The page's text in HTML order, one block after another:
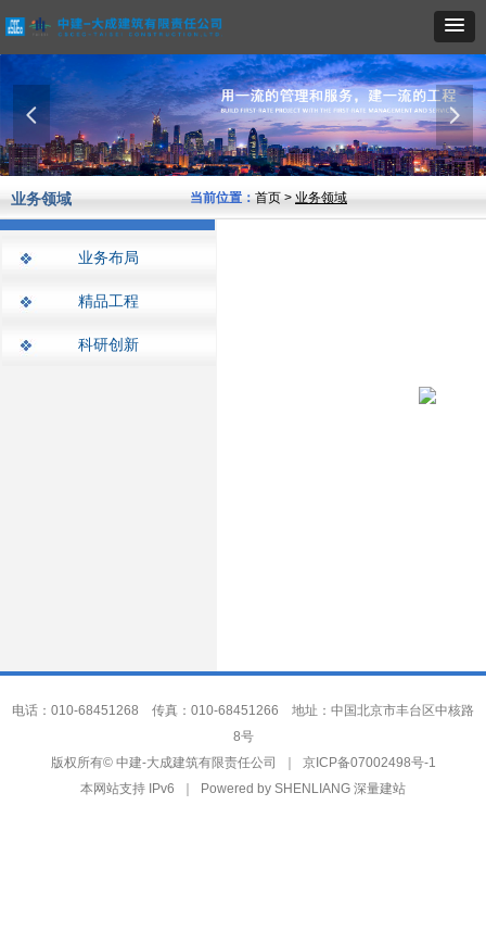
넳 넲
业务领域 当前位置： 首页 > 业务领域
业务布局
精品工程
科研创新
电话：010-68451268 传真：010-68451266 地址：中国北京市丰台区中核路
8号
版权所有© 中建-大成建筑有限责任公司
京ICP备07002498号-1
本网站支持 IPv6 ｜ Powered by SHENLIANG 深量建站